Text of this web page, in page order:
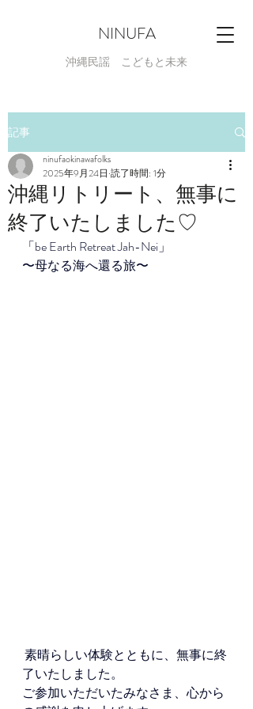
NINUFA
​沖縄民謡 こどもと未来
記事
沖縄リトリート、無事に
終了いたしました♡
ninufaokinawafolks
2025年9月24日 読了時間: 1分
「be Earth Retreat Jah-Nei」
〜母なる海へ還る旅〜
了いたしました。
ご参加いただいたみなさま、心から